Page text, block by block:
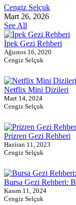
Cengiz Selçuk
Mart 26, 2026
See All
İpek Gezi Rehberi
Ağustos 16, 2020
Cengiz Selçuk
Netflix Mini Dizileri
Mart 14, 2024
Cengiz Selçuk
Prizren Gezi Rehberi
Haziran 11, 2023
Cengiz Selçuk
Bursa Gezi Rehberi:
Kasım 11, 2024
Cengiz Selçuk